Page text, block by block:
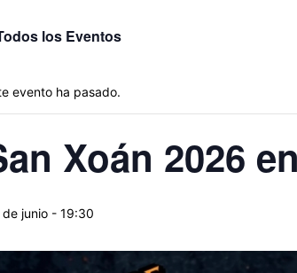
los Eventos
evento ha pasado.
Xoán 2026
de junio - 19:30